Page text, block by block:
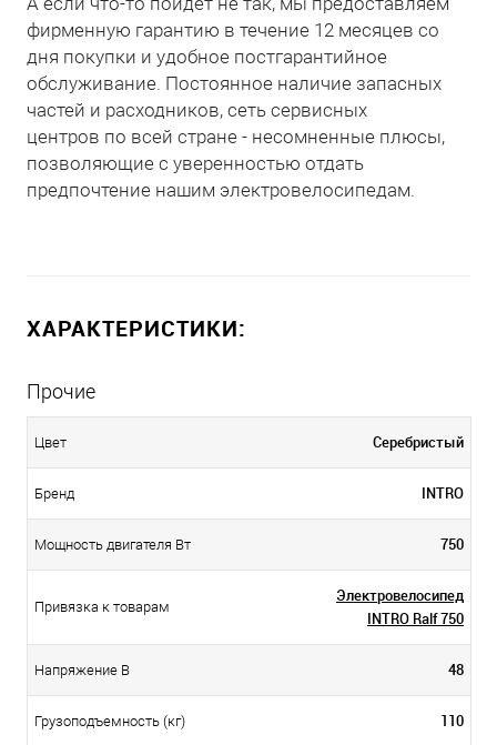
фирменную гарантию в течение 12 месяцев со
дня покупки и удобное постгарантийное
обслуживание. Постоянное наличие запасных
частей и расходников, сеть сервисных
центров по всей стране - несомненные плюсы,
позволяющие с уверенностью отдать
предпочтение нашим электровелосипедам.
ХАРАКТЕРИСТИКИ:
Прочие
Цвет Серебристый
Бренд INTRO
Мощность двигателя Вт 750
Привязка к товарам
Электровелосипед
INTRO Ralf 750
Напряжение В 48
Грузоподъемность (кг) 110